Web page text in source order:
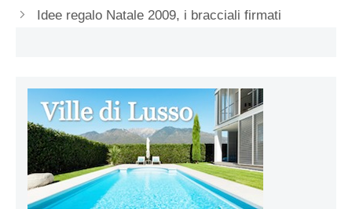
Idee regalo Natale 2009, i bracciali firmati